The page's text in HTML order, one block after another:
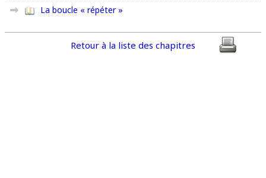
La boucle « répéter »
Retour à la liste des chapitres